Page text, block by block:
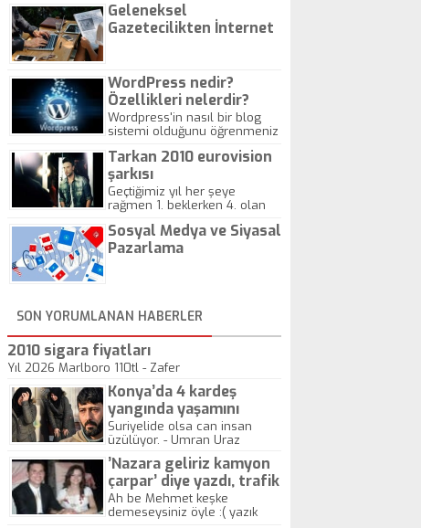
Geleneksel
Gazetecilikten İnternet
WordPress nedir?
Özellikleri nelerdir?
Wordpress'in nasıl bir blog
sistemi olduğunu öğrenmeniz
Tarkan 2010 eurovision
şarkısı
Geçtiğimiz yıl her şeye
rağmen 1. beklerken 4. olan
gösterisinin bu yarışmada
önemli olmadığını anlamıştır.
Sosyal Medya ve Siyasal
Pazarlama
SON YORUMLANAN HABERLER
2010 sigara fiyatları
Yıl 2026 Marlboro 110tl - Zafer
Konya’da 4 kardeş
yangında yaşamını
yitirdi
Suriyelide olsa can insan
üzülüyor. - Umran Uraz
’Nazara geliriz kamyon
çarpar’ diye yazdı, trafik
kazasında öldü!
Ah be Mehmet keşke
demeseysiniz öyle :( yazık